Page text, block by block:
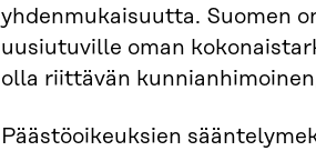
yhdenmukaisuutta. Suomen
uusiutuville oman
olla riittävän
Päästöoikeuksien